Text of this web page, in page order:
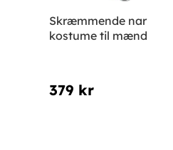
Skræmmende nar
kostume til mænd
379 kr